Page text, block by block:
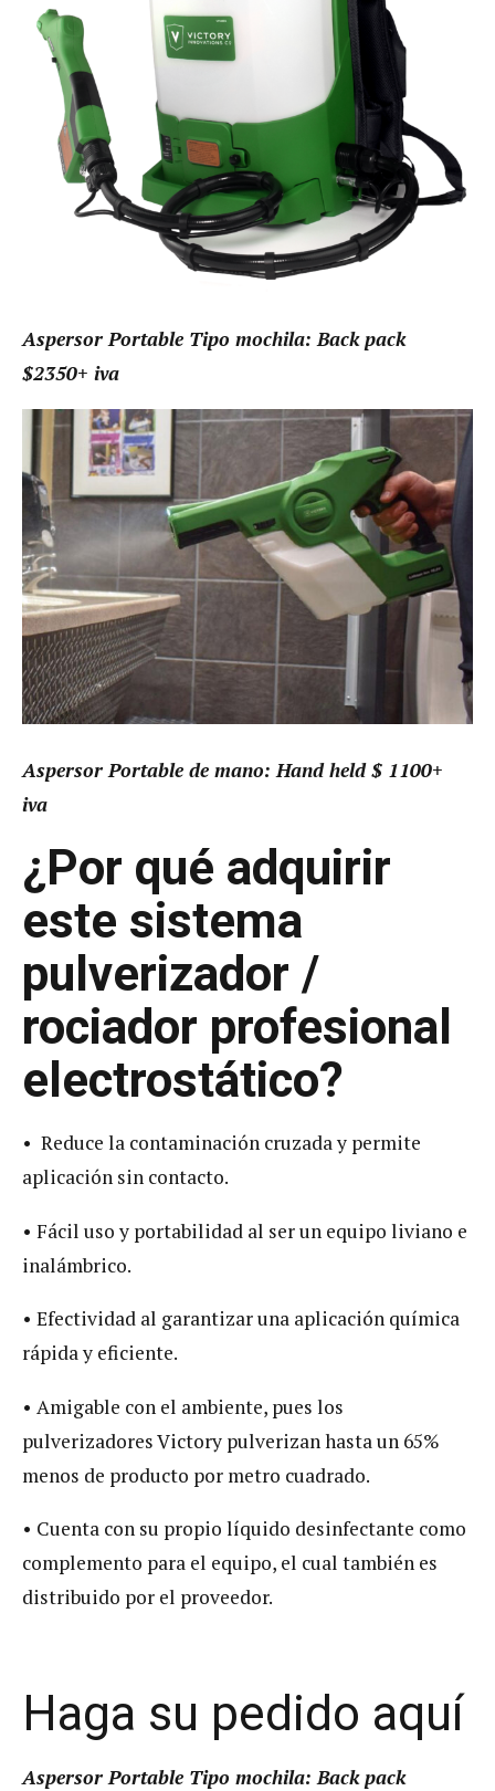
Aspersor Portable Tipo mochila: Back pack
$2350+ iva
Aspersor Portable de mano: Hand held $ 1100+
iva
¿Por qué adquirir
este sistema
pulverizador /
rociador profesional
electrostático?
• Reduce la contaminación cruzada y permite
aplicación sin contacto.
• Fácil uso y portabilidad al ser un equipo liviano e
inalámbrico.
• Efectividad al garantizar una aplicación química
rápida y eficiente.
• Amigable con el ambiente, pues los
pulverizadores Victory pulverizan hasta un 65%
menos de producto por metro cuadrado.
• Cuenta con su propio líquido desinfectante como
complemento para el equipo, el cual también es
distribuido por el proveedor.
Haga su pedido aquí
Aspersor Portable Tipo mochila: Back pack